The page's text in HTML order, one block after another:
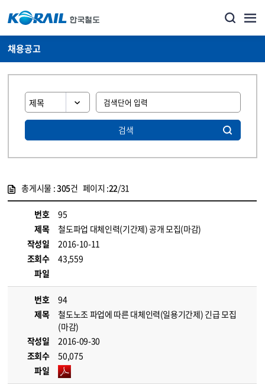
채용공고
검색
총게시물 :305건 페이지 :22/31
번호
95
제목
철도파업 대체인력(기간제) 공개 모집(마감)
작성일
2016-10-11
조회수
43,559
파일
번호
94
제목
철도노조 파업에 따른 대체인력(일용기간제) 긴급 모집
(마감)
작성일
2016-09-30
조회수
50,075
파일